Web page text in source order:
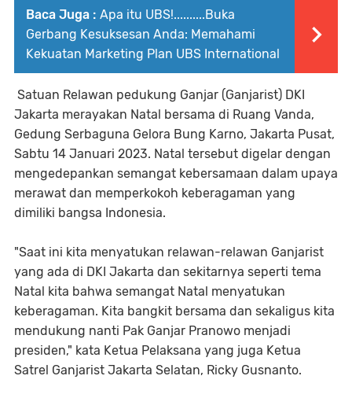
Baca Juga : Apa itu UBS!..........Buka
Gerbang Kesuksesan Anda: Memahami
Kekuatan Marketing Plan UBS International
Satuan Relawan pedukung Ganjar (Ganjarist) DKI
Jakarta merayakan Natal bersama di Ruang Vanda,
Gedung Serbaguna Gelora Bung Karno, Jakarta Pusat,
Sabtu 14 Januari 2023. Natal tersebut digelar dengan
mengedepankan semangat kebersamaan dalam upaya
merawat dan memperkokoh keberagaman yang
dimiliki bangsa Indonesia.
"Saat ini kita menyatukan relawan-relawan Ganjarist
yang ada di DKI Jakarta dan sekitarnya seperti tema
Natal kita bahwa semangat Natal menyatukan
keberagaman. Kita bangkit bersama dan sekaligus kita
mendukung nanti Pak Ganjar Pranowo menjadi
presiden," kata Ketua Pelaksana yang juga Ketua
Satrel Ganjarist Jakarta Selatan, Ricky Gusnanto.